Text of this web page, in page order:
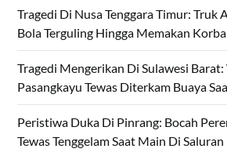
Tragedi Di Nusa Tenggara Timur: Truk
Bola Terguling Hingga Memakan
Tragedi Mengerikan Di Sulawesi
Pasangkayu Tewas Diterkam Buaya
Peristiwa Duka Di Pinrang: Bocah
Tewas Tenggelam Saat Main Di